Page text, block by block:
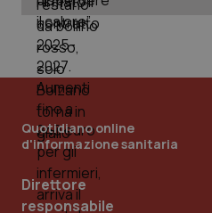
Quotidiano online
d'informazione sanitaria
Direttore
responsabile